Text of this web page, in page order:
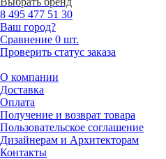
8 495 477 51 30
Ваш город?
Сравнение 0 шт.
Проверить статус заказа
О компании
Доставка
Оплата
Получение и возврат товара
Пользовательское соглашение
Дизайнерам и Архитекторам
Контакты